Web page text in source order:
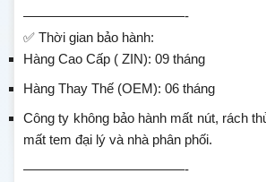
————————————-
✅ Thời gian bảo hành:
Hàng Cao Cấp ( ZIN): 09 tháng
Hàng Thay Thế (OEM): 06 tháng
Công ty không bảo hành mất nút, rách
mất tem đại lý và nhà phân phối.
————————————-